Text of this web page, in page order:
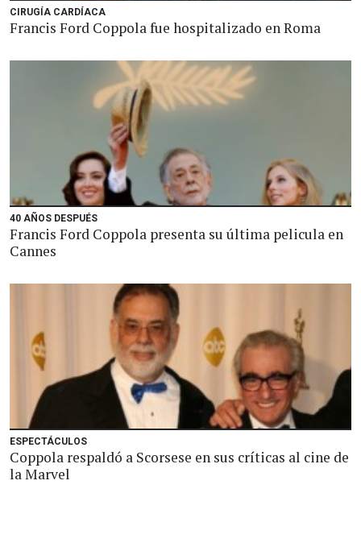
CIRUGÍA CARDÍACA
Francis Ford Coppola fue hospitalizado en Roma
40 AÑOS DESPUÉS
Francis Ford Coppola presenta su última pelicula en
Cannes
ESPECTÁCULOS
Coppola respaldó a Scorsese en sus críticas al cine de
la Marvel